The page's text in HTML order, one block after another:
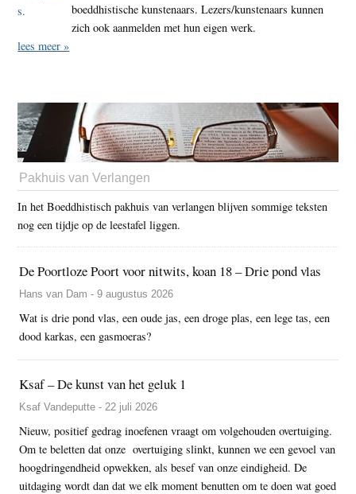
boeddhistische kunstenaars. Lezers/kunstenaars kunnen
zich ook aanmelden met hun eigen werk.
lees meer »
Pakhuis van Verlangen
In het Boeddhistisch pakhuis van verlangen blijven sommige teksten
nog een tijdje op de leestafel liggen.
De Poortloze Poort voor nitwits, koan 18 – Drie pond vlas
Hans van Dam - 9 augustus 2026
Wat is drie pond vlas, een oude jas, een droge plas, een lege tas, een
dood karkas, een gasmoeras?
Ksaf – De kunst van het geluk 1
Ksaf Vandeputte - 22 juli 2026
Nieuw, positief gedrag inoefenen vraagt om volgehouden overtuiging.
Om te beletten dat onze overtuiging slinkt, kunnen we een gevoel van
hoogdringendheid opwekken, als besef van onze eindigheid. De
uitdaging wordt dan dat we elk moment benutten om te doen wat goed